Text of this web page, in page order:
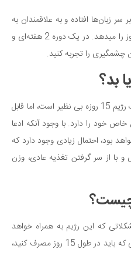
زبان‌ها افتاده و به علاقمندان به
کاهش وزن، وعده لاغری تنها در 15 روز را میدهد. در یک دوره 2 هفته‌ای و
را تجربه کنید.
بد؟
کاهش چشمگیر وزن آن هم تنها با یک رژیم 15 روزه بی نظیر است، اما قابل
خود را دارد. با وجود آنکه ادعا
تأثیرگذار خواهد بود، احتمال زیادی وجود دارد که
و با از سر گرفتن تغذیه عادی، وزن
چیست؟
که این رژیم به همراه خواهد
داشت، شما را با جزئیات آن و غذاهایی که باید در طول 15 روز مصرف کنید،